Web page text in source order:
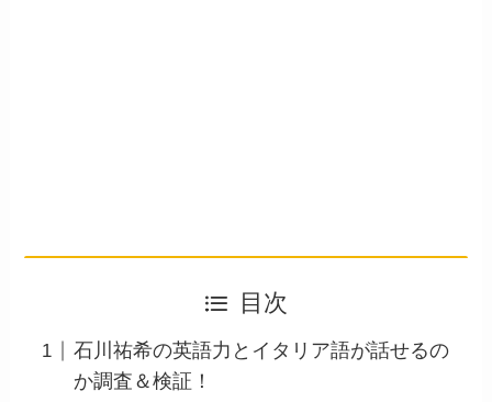
目次
石川祐希の英語力とイタリア語が話せるの
か調査＆検証！